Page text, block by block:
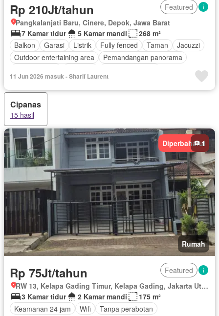
Rp 210Jt/tahun
Featured
Pangkalanjati Baru, Cinere, Depok, Jawa Barat
7 Kamar tidur
5 Kamar mandi
268 m²
Balkon
Garasi Listrik Fully fenced Taman
Jacuzzi
Outdoor entertaining area
Pemandangan panorama
11 Jun 2026 masuk - Sharif Laurent
Cipanas
15 hasil
Diperbaharui
Rumah
1
Rp 75Jt/tahun
Featured
RW 13, Kelapa Gading Timur, Kelapa Gading, Jakarta Utara, Daerah Khusus Ibukota Jakarta
3 Kamar tidur
2 Kamar mandi
175 m²
Keamanan 24 jam
Wifi Tanpa perabotan